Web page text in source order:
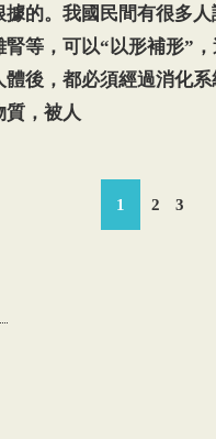
的。我國民間有很多
等，可以“以形補形”
後，都必須經過消化
質，被人
1 2 3